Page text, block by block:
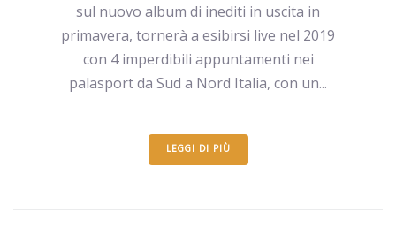
sul nuovo album di inediti in uscita in
primavera, tornerà a esibirsi live nel 2019
con 4 imperdibili appuntamenti nei
palasport da Sud a Nord Italia, con un...
LEGGI DI PIÙ